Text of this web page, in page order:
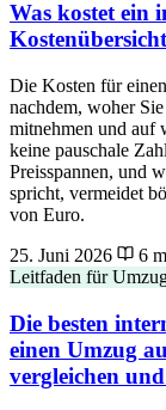
Was kostet ein
Die Kosten für
nachdem, woher
mitnehmen und auf
keine pauschale
Preisspannen, und
spricht, vermeidet
von Euro.
25. Juni 2026
6
Leitfaden für
Die besten
einen Umzug
vergleichen